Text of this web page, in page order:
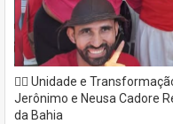
✊🏽 Unidade e
Jerônimo e Neusa Cadore
da Bahia